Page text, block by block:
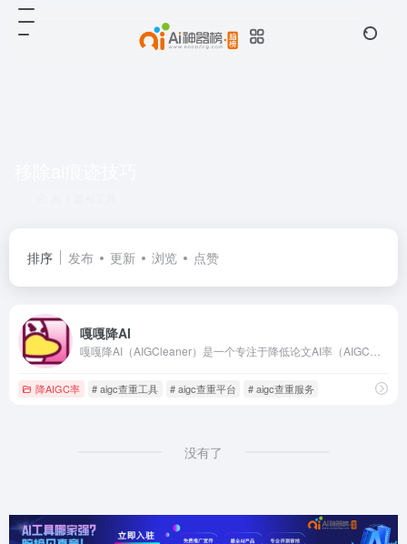
排序 发布 更新 浏览 点赞
嘎嘎降AI
降AIGC率 # aigc查重工具 # aigc查重平台 # aigc查重服务
没有了